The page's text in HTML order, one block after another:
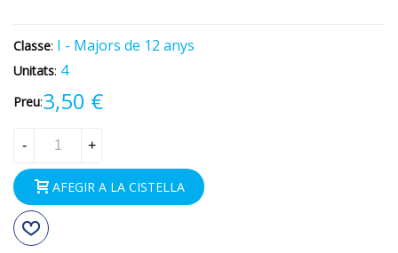
Classe: I - Majors de 12 anys
Unitats: 4
Preu:3,50 €
- +
AFEGIR A LA CISTELLA